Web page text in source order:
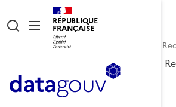
RÉPUBLIQUE
FRANÇAISE